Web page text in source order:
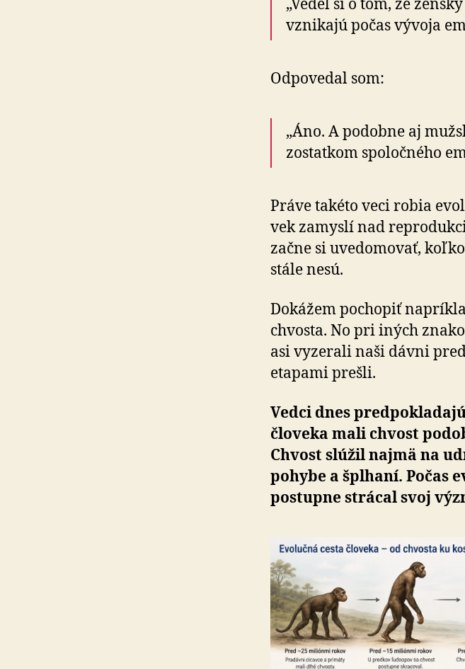
„Vedel si o tom, že
vznikajú počas vývoja
Odpovedal som:
„Áno. A podobne aj
zostatkom spoločného
Práve takéto veci robia
vek zamyslí nad
začne si uvedomovať,
stále nesú.
Dokážem pochopiť
chvosta. No pri iných
asi vyzerali naši dávni
etapami prešli.
Vedci dnes
človeka mali chvost
Chvost slúžil najmä na
pohybe a šplhaní. Počas
postupne strácal svoj